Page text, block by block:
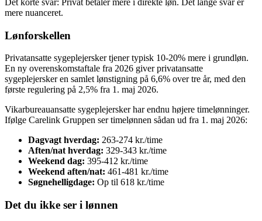
mere nuanceret.
Lønforskellen
Privatansatte sygeplejersker tjener typisk 10-20% mere i grundløn.
En ny overenskomstaftale fra 2026 giver privatansatte
sygeplejersker en samlet lønstigning på 6,6% over tre år, med den
første regulering på 2,5% fra 1. maj 2026.
Vikarbureauansatte sygeplejersker har endnu højere timelønninger.
Ifølge Carelink Gruppen ser timelønnen sådan ud fra 1. maj 2026:
Dagvagt hverdag: 263-274 kr./time
Aften/nat hverdag: 329-343 kr./time
Weekend dag: 395-412 kr./time
Weekend aften/nat: 461-481 kr./time
Søgnehelligdage: Op til 618 kr./time
Det du ikke ser i lønnen